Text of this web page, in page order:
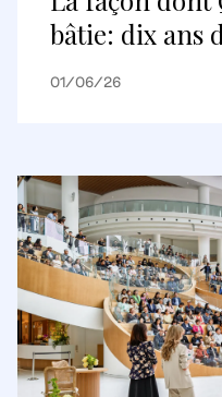
bâtie: dix ans
01/06/26